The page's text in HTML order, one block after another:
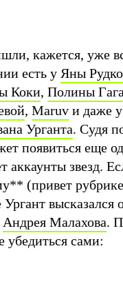
кажется, уже
есть у Яны
Коки, Полины
, Maruv и даже у
Урганта. Судя
появиться еще
аккаунты звезд.
** (привет
высказался
Андрея Малахова.
сами: